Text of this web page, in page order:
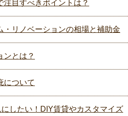
注目すべきポイントは？
・リノベーションの相場と補助金
ンとは？
について
したい！DIY賃貸やカスタマイズ